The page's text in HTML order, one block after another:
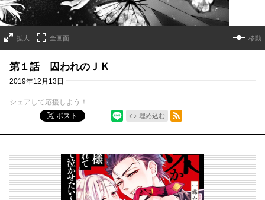
拡大 全画面 移動
第１話 囚われのＪＫ
2019年12月13日
シェアして応援しよう！
ポスト
埋め込む
RSSフィード